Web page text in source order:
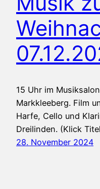
15 Uhr im
Markkleeberg. Film
Harfe, Cello und
Dreilinden. (Klick
28. November 2024